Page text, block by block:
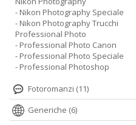
- Nikon Photography Speciale
- Nikon Photography Trucchi
Professional Photo
- Professional Photo Canon
- Professional Photo Speciale
- Professional Photoshop
Fotoromanzi (11)
Generiche (6)